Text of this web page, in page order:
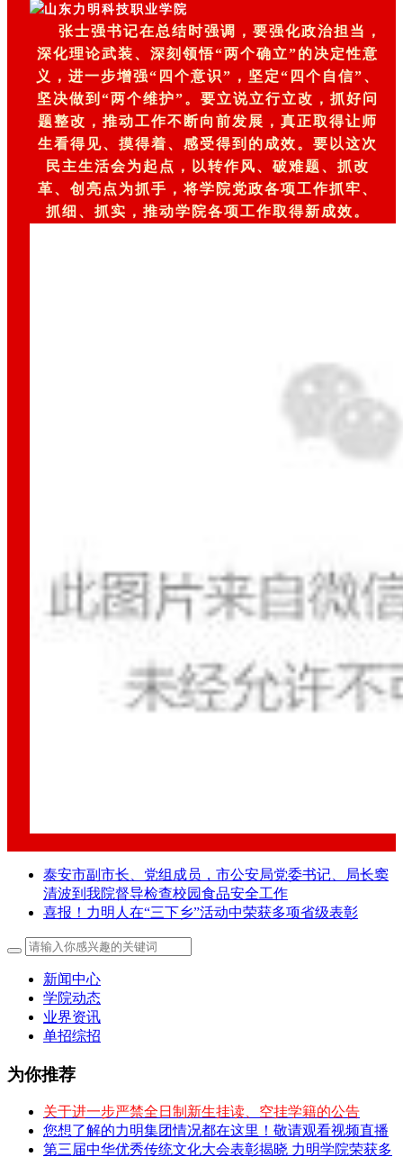
张士强书记在总结时强调，要强化政治担当，
深化理论武装、深刻领悟“两个确立”的决定性意
义，进一步增强“四个意识”，坚定“四个自信”、
坚决做到“两个维护”。要立说立行立改，抓好问
题整改，推动工作不断向前发展，真正取得让师
生看得见、摸得着、感受得到的成效。要以这次
民主生活会为起点，以转作风、破难题、抓改
革、创亮点为抓手，将学院党政各项工作抓牢、
抓细、抓实，推动学院各项工作取得新成效。
泰安市副市长、党组成员，市公安局党委书记、局长窦
清波到我院督导检查校园食品安全工作
喜报！力明人在“三下乡”活动中荣获多项省级表彰
新闻中心
学院动态
业界资讯
单招综招
为你推荐
关于进一步严禁全日制新生挂读、空挂学籍的公告
您想了解的力明集团情况都在这里！敬请观看视频直播
第三届中华优秀传统文化大会表彰揭晓 力明学院荣获多